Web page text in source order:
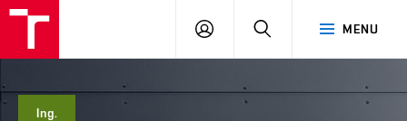
Brno
MENU
PŘIHLÁSIT
Ing.